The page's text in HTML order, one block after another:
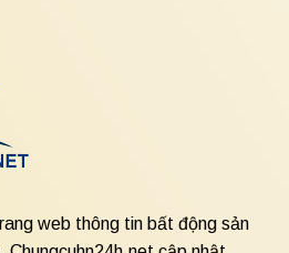
web thông tin bất động sản